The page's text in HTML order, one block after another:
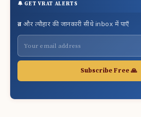
🔔 GET VRAT ALERTS
व्रत और त्यौहार की जानकारी सीधे inbox में पाएँ
Subscribe Free 🙏